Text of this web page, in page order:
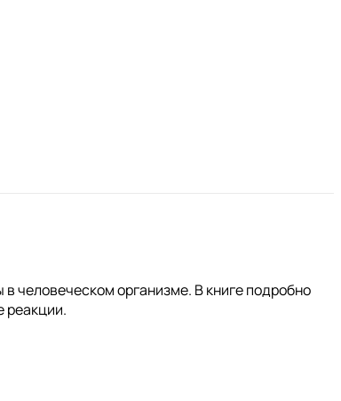
человеческом организме. В книге подробно
реакции.